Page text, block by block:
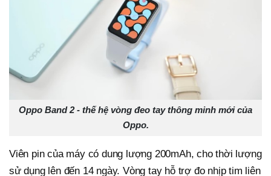
Oppo Band 2 - thế hệ vòng đeo tay thông minh mới của
Oppo.
Viên pin của máy có dung lượng 200mAh, cho thời lượng
sử dụng lên đến 14 ngày. Vòng tay hỗ trợ đo nhịp tim liên